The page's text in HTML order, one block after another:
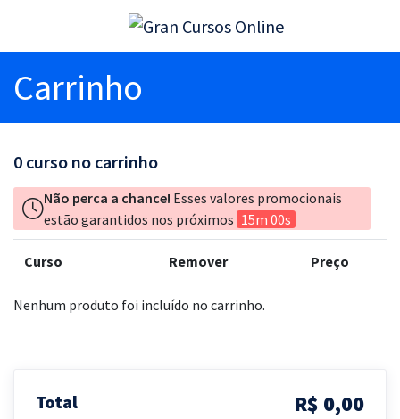
Carrinho
0 curso no carrinho
Não perca a chance! Esses valores promocionais
estão garantidos nos próximos 15m 00s
Curso Remover Preço
Nenhum produto foi incluído no carrinho.
Total R$ 0,00